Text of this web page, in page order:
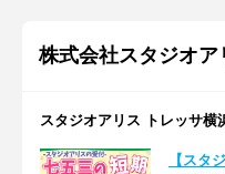
株式会社スタジオア
スタジオアリス トレッサ横
【スタ